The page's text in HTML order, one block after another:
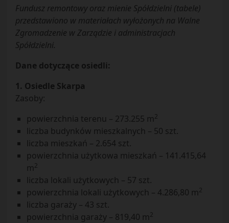
Fundusz remontowy oraz mienie Spółdzielni (tabele)
przedstawiono w materiałach wyłożonych na Walne
Zgromadzenie w Zarządzie i administracjach
Spółdzielni.
Dane dotyczące osiedli:
1. Osiedle Skarpa
Zasoby:
powierzchnia terenu – 273.255 m2
liczba budynków mieszkalnych – 50 szt.
liczba mieszkań – 2.654 szt.
powierzchnia użytkowa mieszkań – 141.415,64
m2
liczba lokali użytkowych – 57 szt.
powierzchnia lokali użytkowych – 4.286,80 m2
liczba garaży – 43 szt.
powierzchnia garaży – 819,40 m2